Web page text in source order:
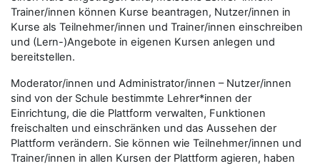
Trainer/innen können Kurse beantragen, Nutzer/innen in
Kurse als Teilnehmer/innen und Trainer/innen einschreiben
und (Lern-)Angebote in eigenen Kursen anlegen und
bereitstellen.
Moderator/innen und Administrator/innen – Nutzer/innen
sind von der Schule bestimmte Lehrer*innen der
Einrichtung, die die Plattform verwalten, Funktionen
freischalten und einschränken und das Aussehen der
Plattform verändern. Sie können wie Teilnehmer/innen und
Trainer/innen in allen Kursen der Plattform agieren, haben